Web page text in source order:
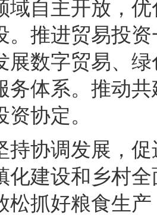
域自主开放，
。推进贸易投
展数字贸易、
务体系。推动
协定。
调发展，促
化建设和乡村
松抓好粮食生